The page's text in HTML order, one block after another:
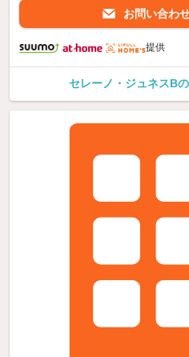
お問い合わ
提供
セレーノ・ジュネスB